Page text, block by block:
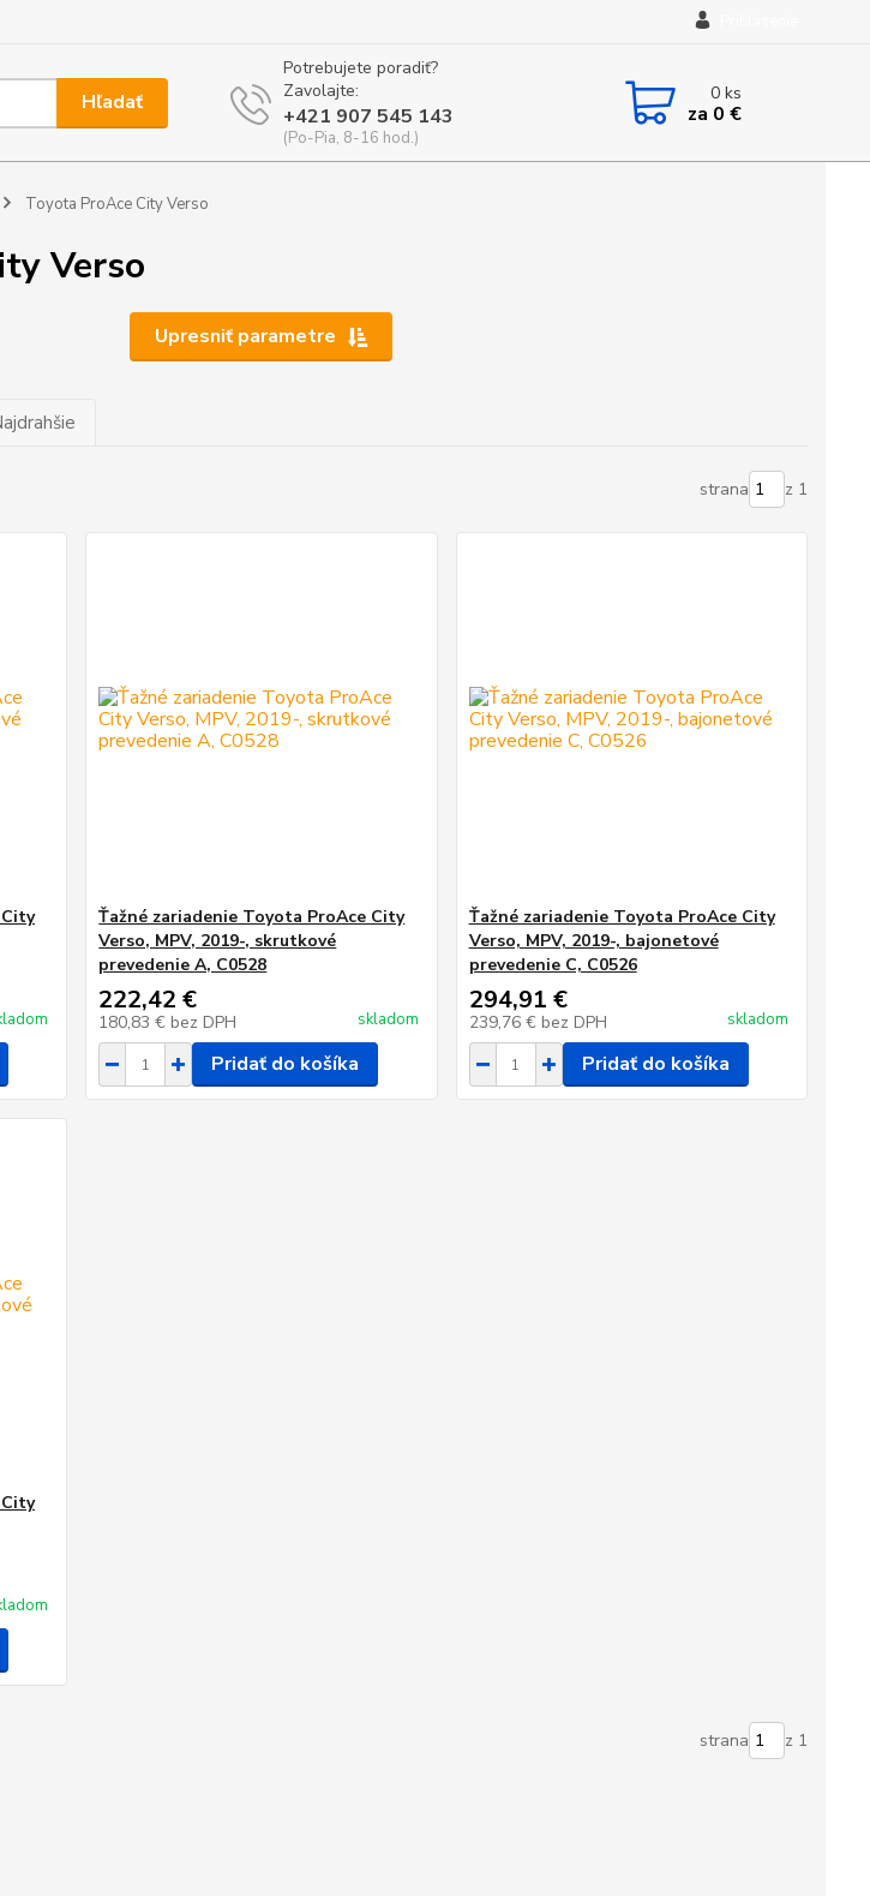
Hľadať
Potrebujete poradiť?
Zavolajte:
+421 907 545 143
(Po-Pia, 8-16 hod.)
0ks
za 0 €
Toyota ProAce City Verso
Verso
Upresniť parametre
strana z 1
Ťažné zariadenie Toyota ProAce City
Verso, MPV, 2019-, skrutkové
prevedenie A, C0528
222,42 €
180,83 € bez DPH skladom
Pridať do košíka
Ťažné zariadenie Toyota ProAce City
Verso, MPV, 2019-, bajonetové
prevedenie C, C0526
294,91 €
239,76 € bez DPH skladom
Pridať do košíka
strana z 1